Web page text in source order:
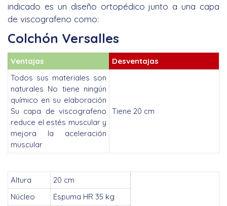
indicado es un diseño ortopédico junto a una capa
de viscografeno como:
Colchón Versalles
Ventajas
Desventajas
Todos sus materiales son
naturales No tiene ningún
químico en su elaboración
Su capa de viscografeno
reduce el estés muscular y
mejora la aceleración
muscular
Tiene 20 cm
Altura
20 cm
Núcleo
Espuma HR 35 kg